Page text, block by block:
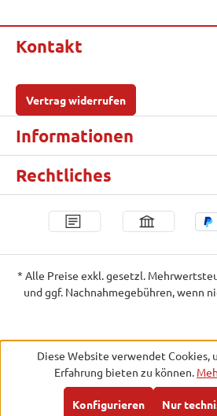
Kontakt
Vertrag widerrufen
Informationen
Rechtliches
* Alle Preise exkl. gesetzl.
und ggf. Nachnahmegebühren, wenn
Diese Website verwendet Cookies,
Erfahrung bieten zu können.
Nur
Konfigurieren